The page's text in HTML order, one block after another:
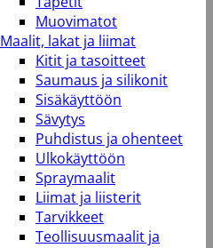
Muovimatot
Maalit, lakat ja liimat
Kitit ja tasoitteet
Saumaus ja silikonit
Sisäkäyttöön
Sävytys
Puhdistus ja ohenteet
Ulkokäyttöön
Spraymaalit
Liimat ja liisterit
Tarvikkeet
Teollisuusmaalit ja